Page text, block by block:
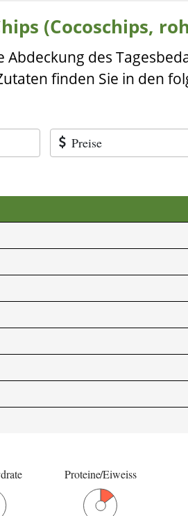
(Cocoschips,
des
finden Sie in den
Preise
Proteine/Eiweiss